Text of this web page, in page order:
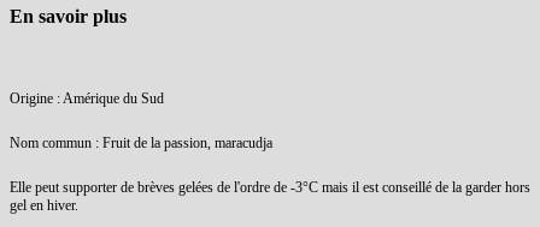
En savoir plus
Origine : Amérique du Sud
Nom commun : Fruit de la passion, maracudja
Elle peut supporter de brèves gelées de l'ordre de -3°C mais il est conseillé de la garder hors
gel en hiver.